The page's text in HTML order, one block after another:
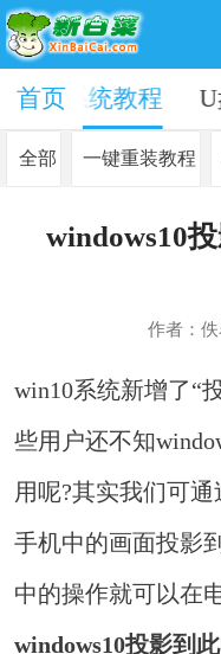
系统教程
首页
全部 一键重装教程
windows10
作者：佚
win10系统新增了“
些用户还不知
用呢?其实我们可
手机中的画面投影
中的操作就可以在
windows10投影到